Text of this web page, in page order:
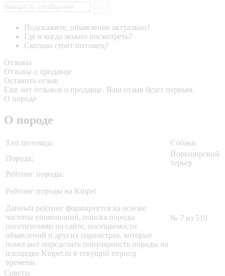
Подскажите, объявление актуально?
Где и когда можно посмотреть?
Сколько стоит питомец?
Отзывы
Отзывы о продавце
Оставить отзыв
Еще нет отзывов о продавце. Ваш отзыв будет первым.
О породе
О породе
Тип питомца:
Собаки
Порода:
Йоркширский
терьер
Рейтинг породы:
Рейтинг породы на Kinpet
Данный рейтинг формируется на основе
частоты упоминаний, поиска породы
посетителями на сайте, посещаемости
объявлений и других параметрах, которые
помогают определить популярность породы на
площадке Kinpet.ru в текущий период
времени.
№ 7 из 519
Советы